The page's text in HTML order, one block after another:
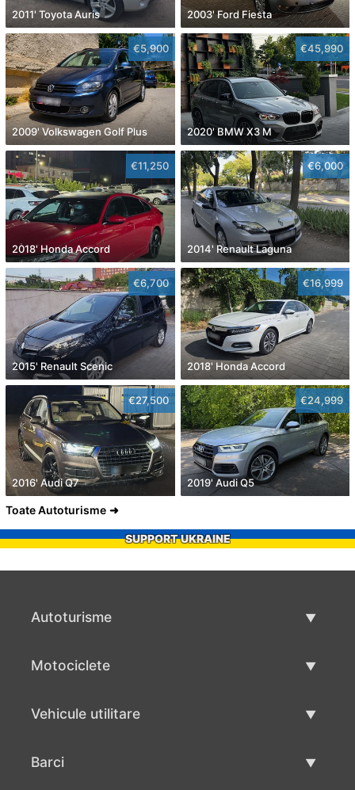
2011' Toyota Auris 2003' Ford Fiesta
€5,900
2009' Volkswagen Golf Plus
€45,990
2020' BMW X3 M
€11,250
2018' Honda Accord
€6,000
2014' Renault Laguna
€6,700
2015' Renault Scenic
€16,999
2018' Honda Accord
€27,500
2016' Audi Q7
€24,999
2019' Audi Q5
Toate Autoturisme
SUPPORT UKRAINE
Autoturisme
Motociclete
Vehicule utilitare
Barci